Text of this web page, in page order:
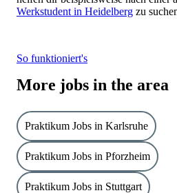
Werkstudent in Heidelberg zu
So funktioniert's
More jobs in the area
Praktikum Jobs in Karlsruhe
Praktikum Jobs in Pforzheim
Praktikum Jobs in Stuttgart